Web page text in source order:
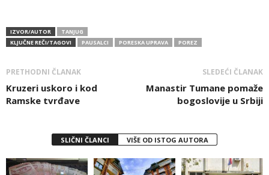
IZVOR/AUTOR
TANJUG
KLJUČNE REČI/TAGOVI
PAUSALCI PORESKA UPRAVA POREZ
PRETHODNI ČLANAK
Kruzeri uskoro i kod
Ramske tvrđave
SLEDEĆI ČLANAK
Manastir Tumane pomaže
bogoslovije u Srbiji
SLIČNI ČLANCI VIŠE OD ISTOG AUTORA